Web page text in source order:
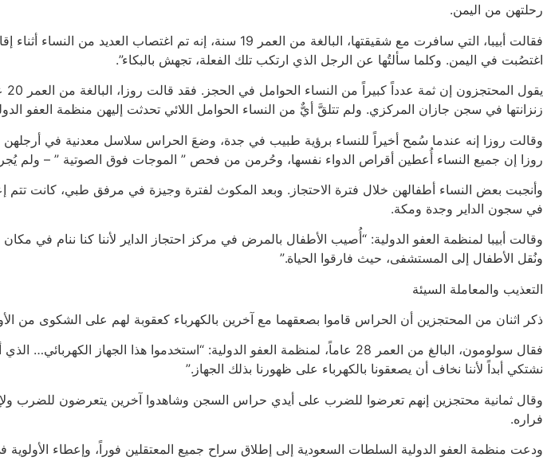
رحلتهن من اليمن.
فقالت أبيبا، التي سافرت مع شقيقتها، البالغة من العمر 19
اغتصُبت في اليمن. وكلما سألتُها عن الرجل الذي ارتكب تلك الفعلة، تجهش بالبكاء”.
زنزانتها في سجن جازان المركزي. ولم تتلقَّ أيٌّ من النساء الحوامل اللائي تحدثت إليهن منظمة العفو
وقالت روزا إنه عندما سُمح أخيراً للنساء برؤية طبيب في جدة، وضعَ الحراس سلاسل معدنية في
روزا إن جميع النساء أُعطين أقراص الدواء نفسها، وحُرمن من فحص ” الموجات فوق الصوتية ” – ولم
وأنجبت بعض النساء أطفالهن خلال فترة الاحتجاز. وبعد المكوث لفترة وجيزة في مرفق طبي، كانت
في سجون الداير وجدة ومكة.
وقالت أبيبا لمنظمة العفو الدولية: “أُصيب الأطفال بالمرض في مركز احتجاز الداير لأننا كنا ننام في
ونُقل الأطفال إلى المستشفى، حيث فارقوا الحياة.”
التعذيب والمعاملة السيئة
ذكر اثنان من المحتجزين أن الحراس قاموا بصعقهما مع آخرين بالكهرباء كعقوبة لهم على الشكوى من
فقال سولومون، البالغ من العمر 28 عاماً، لمنظمة العفو الدولية: “استخدموا
نشتكي أبداً لأننا نخاف أن يصعقونا بالكهرباء على ظهورنا بذلك الجهاز.”
وقال ثمانية محتجزين إنهم تعرضوا للضرب على أيدي حراس السجن وشاهدوا آخرين يتعرضون للضرب
فراره.
ودعت منظمة العفو الدولية السلطات السعودية إلى إطلاق سراح جميع المعتقلين فوراً، وإعطاء